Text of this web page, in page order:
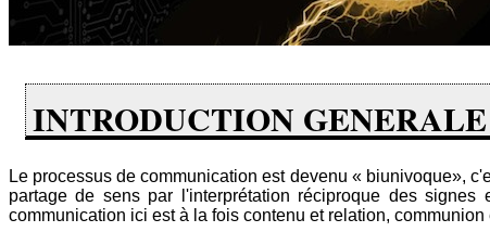
INTRODUCTION GENERALE
Le processus de communication est devenu « biunivoque»,
partage de sens par l'interprétation réciproque des
communication ici est à la fois contenu et relation,